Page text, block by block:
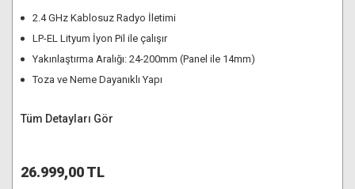
2.4 GHz Kablosuz Radyo İletimi
LP-EL Lityum İyon Pil ile çalışır
Yakınlaştırma Aralığı: 24-200mm (Panel ile 14mm)
Toza ve Neme Dayanıklı Yapı
Tüm Detayları Gör
26.999,00 TL